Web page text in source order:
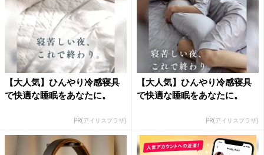
【大人気】ひんやり冷感寝具
で快適な睡眠をあなたに。
PR(アイリスプラザ)
【大人気】ひんやり冷感寝具
で快適な睡眠をあなたに。
PR(アイリスプラザ)